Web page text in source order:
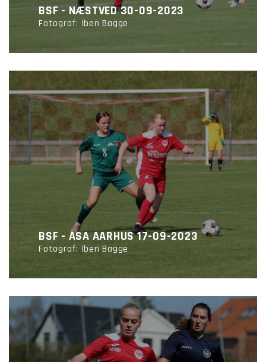
BSF - NÆSTVED 30-09-2023
Fotograf: Iben Bagge
BSF - ASA AARHUS 17-09-2023
Fotograf: Iben Bagge